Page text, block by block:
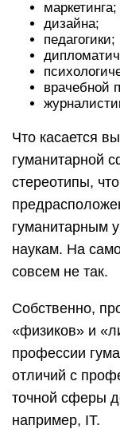
маркетинга;
дизайна;
педагогики;
врачебной
Что касается
гуманитарной
стереотипы,
гуманитарным
наукам. На
совсем не так.
Собственно,
«физиков» и
профессии
отличий с
точной сферы
например, IT.